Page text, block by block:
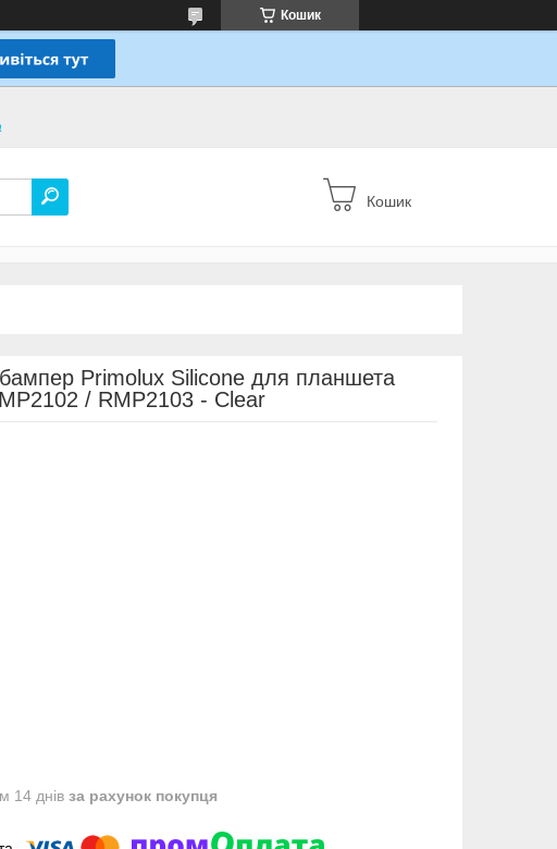
Кошик
Кошик
Primolux Silicone для планшета
/ RMP2103 - Clear
14 днів за рахунок покупця